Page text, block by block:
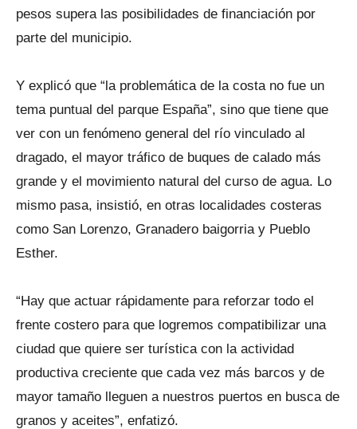
pesos supera las posibilidades de financiación por
parte del municipio.
Y explicó que “la problemática de la costa no fue un
tema puntual del parque España”, sino que tiene que
ver con un fenómeno general del río vinculado al
dragado, el mayor tráfico de buques de calado más
grande y el movimiento natural del curso de agua. Lo
mismo pasa, insistió, en otras localidades costeras
como San Lorenzo, Granadero baigorria y Pueblo
Esther.
“Hay que actuar rápidamente para reforzar todo el
frente costero para que logremos compatibilizar una
ciudad que quiere ser turística con la actividad
productiva creciente que cada vez más barcos y de
mayor tamaño lleguen a nuestros puertos en busca de
granos y aceites”, enfatizó.